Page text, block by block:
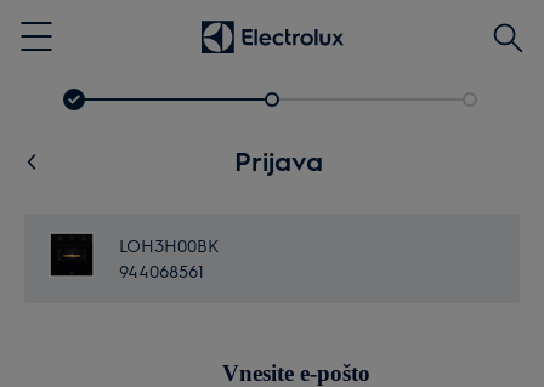
Menu
Išči
Prijava
LOH3H00BK
944068561
Vnesite e-pošto